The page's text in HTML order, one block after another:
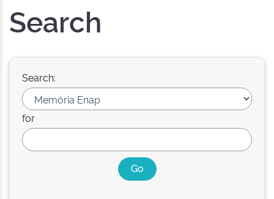
Search
Search:
for